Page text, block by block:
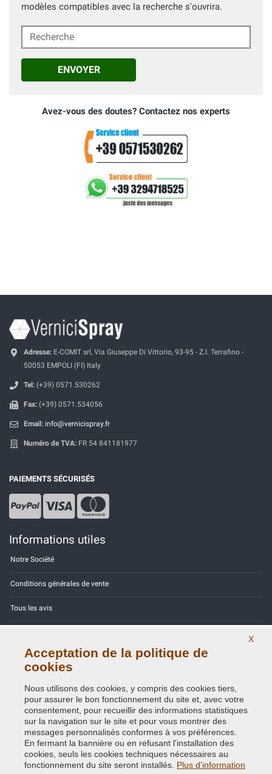
modèles compatibles avec la recherche s'ouvrira.
Recherche
ENVOYER
Avez-vous des doutes? Contactez nos experts
Adresse: E-COMIT srl, Via Giuseppe Di Vittorio, 93-95 - Z.I. Terrafino -
50053 EMPOLI (FI) Italy
Tel: (+39) 0571.530262
Fax: (+39) 0571.534056
Email: info@vernicispray.fr
Numéro de TVA: FR 54 841181977
PAIEMENTS SÉCURISÉS
Informations utiles
Notre Société
Conditions générales de vente
Tous les avis
Contactez-nous
Politique de confidentialité - RGPD
Copyright © 2014 - 2026. All Rights Reserved.
X
Acceptation de la politique de
cookies
Nous utilisons des cookies, y compris des cookies tiers,
pour assurer le bon fonctionnement du site et, avec votre
consentement, pour recueillir des informations statistiques
sur la navigation sur le site et pour vous montrer des
messages personnalisés conformes à vos préférences.
En fermant la bannière ou en refusant l'installation des
cookies, seuls les cookies techniques nécessaires au
fonctionnement du site seront installés. Plus d'information